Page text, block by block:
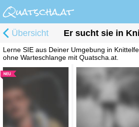
Übersicht Er sucht sie in
Lerne SIE aus Deiner Umgebung in
ohne Warteschlange mit Quatscha.at.